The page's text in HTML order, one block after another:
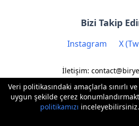
Veri politikasındaki amaçlarla sınırlı
uygun şekilde çerez
politikamızı inceleyebilirsiniz.
Bizi Takip
Instagram X
İletişim: